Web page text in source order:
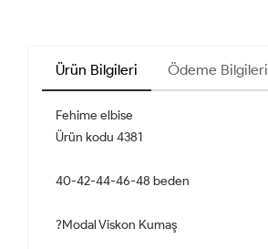
Ürün Bilgileri Ödeme Bilgileri
Fehime elbise
Ürün kodu 4381
40-42-44-46-48 beden
?Modal Viskon Kumaş